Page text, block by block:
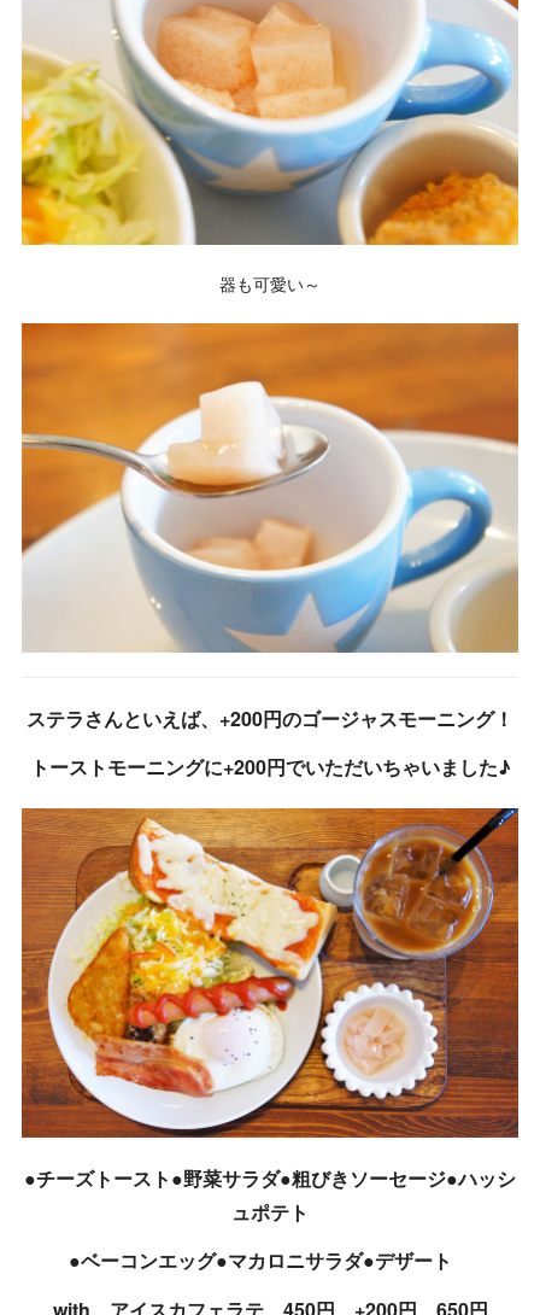
器も可愛い～
ステラさんといえば、+200円のゴージャスモーニング！
トーストモーニングに+200円でいただいちゃいました♪
●チーズトースト●野菜サラダ●粗びきソーセージ●ハッシ
ュポテト
●ベーコンエッグ●マカロニサラダ●デザート